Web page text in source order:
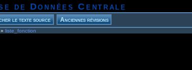
de Données Centrale
» liste_fonction